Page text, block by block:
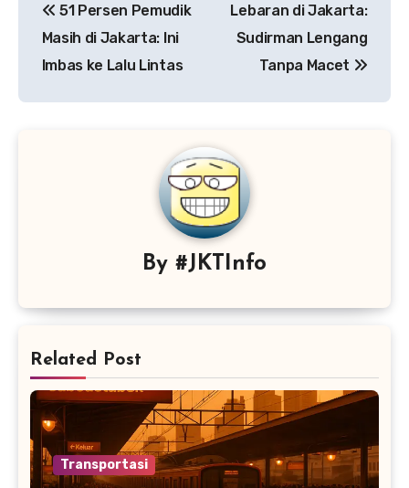
pos
51 Persen Pemudik
Masih di Jakarta: Ini
Imbas ke Lalu Lintas
Lebaran di Jakarta:
Sudirman Lengang
Tanpa Macet
By #JKTInfo
Related Post
Transportasi